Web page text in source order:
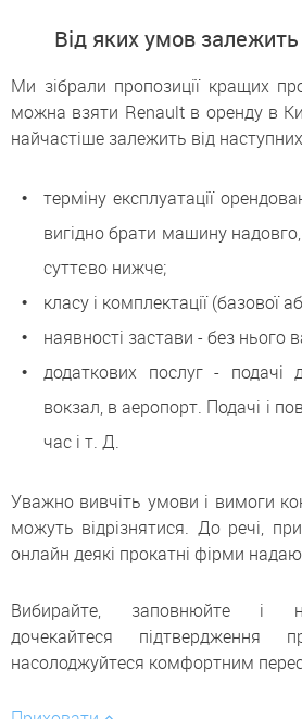
Від яких умов залежить
Ми зібрали пропозиції кращих
можна взяти Renault в оренду в
найчастіше залежить від
терміну експлуатації
вигідно брати машину
суттєво нижче;
класу і комплектації (базової
наявності застави - без нього
додаткових послуг - подачі
вокзал, в аеропорт. Подачі і
час і т. Д.
Уважно вивчіть умови і вимоги
можуть відрізнятися. До речі,
онлайн деякі прокатні фірми
Вибирайте, заповнюйте і
дочекайтеся підтвердження
насолоджуйтеся комфортним